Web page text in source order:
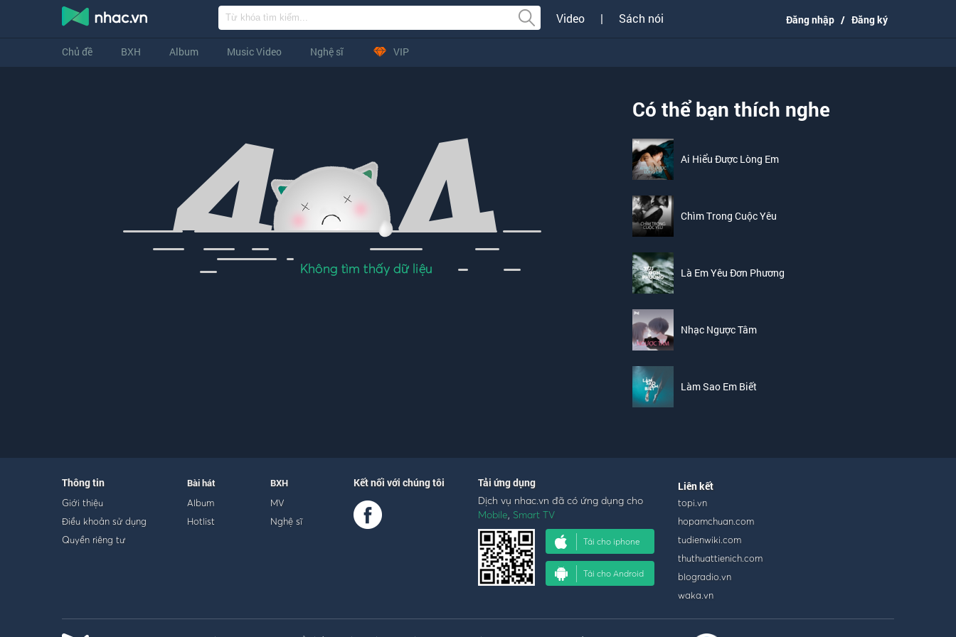
Video | Sách nói Đăng nhập / Đăng ký
Chủ đề BXH Album Music Video Nghệ sĩ VIP
Có thể bạn thích nghe
Ai Hiểu Được Lòng Em
Chìm Trong Cuộc Yêu
Là Em Yêu Đơn Phương
Nhạc Ngược Tâm
Làm Sao Em Biết
Thông tin
Giới thiệu
Điều khoản sử dụng
Quyền riêng tư
Bài hát
Album
Hotlist
BXH
MV
Nghệ sĩ
Kết nối với chúng tôi Tải ứng dụng
Dịch vụ nhac.vn đã có ứng dụng cho
Mobile, Smart TV
Tải cho iphone
Tải cho Android
Liên kết
topi.vn
hopamchuan.com
tudienwiki.com
thuthuattienich.com
blogradio.vn
waka.vn